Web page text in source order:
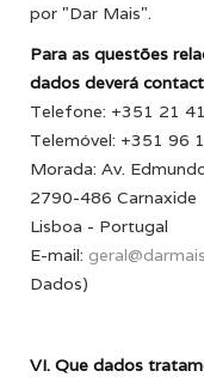
por "Dar Mais".
Para as questões
dados deverá
Telefone: +351 21
Telemóvel: +351 96
Morada: Av.
2790-486 Carnaxide
Lisboa - Portugal
E-mail:
Dados)
VI. Que dados